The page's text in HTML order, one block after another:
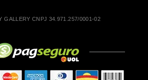
GALLERY CNPJ 34.971.257/0001-02